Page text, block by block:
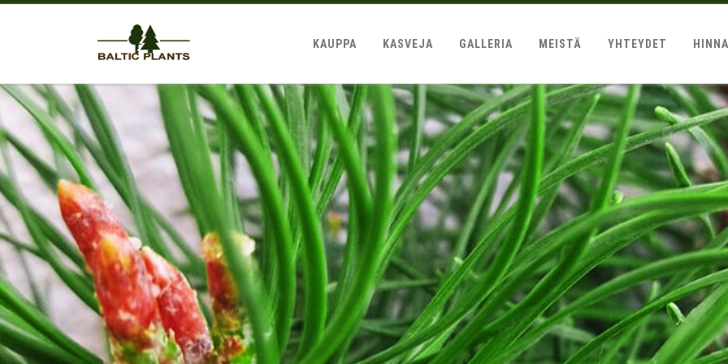
KAUPPA KASVEJA GALLERIA MEISTÄ YHTEYDET